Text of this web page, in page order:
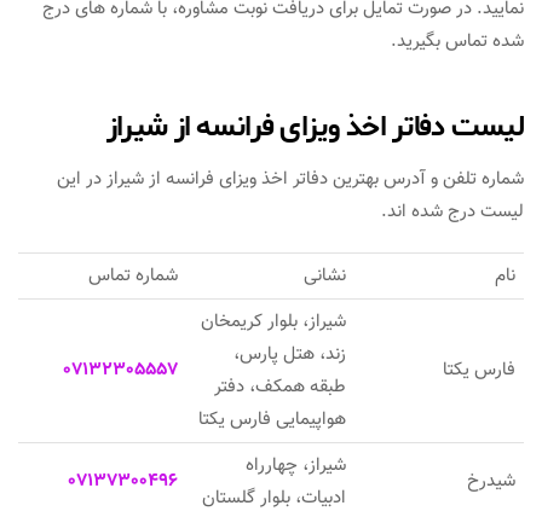
نمایید. در صورت تمایل برای دریافت نوبت مشاوره، با شماره های درج
شده تماس بگیرید.
لیست دفاتر اخذ ویزای فرانسه از شیراز
شماره تلفن و آدرس بهترین دفاتر اخذ ویزای فرانسه از شیراز در این
لیست درج شده اند.
نام نشانی شماره تماس
فارس یکتا
شیراز، بلوار کریمخان
زند، هتل پارس،
طبقه همکف، دفتر
هواپیمایی فارس یکتا
07132305557
شیدرخ
شیراز، چهارراه
ادبیات، بلوار گلستان
07137300496